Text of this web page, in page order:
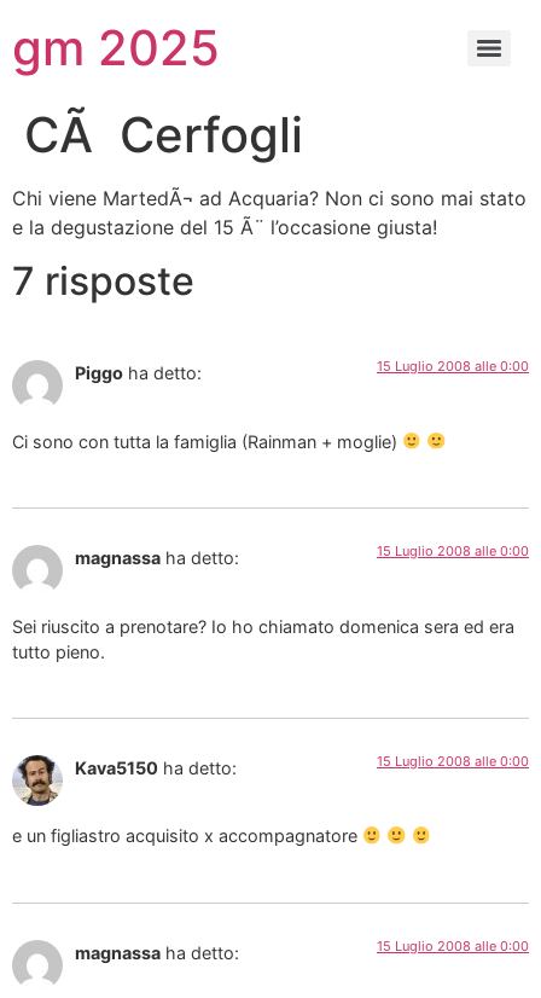
gm 2025
CÃ Cerfogli
Chi viene MartedÃ¬ ad Acquaria? Non ci sono mai stato
e la degustazione del 15 Ã¨ l’occasione giusta!
7 risposte
Piggo ha detto: 15 Luglio 2008 alle 0:00
Ci sono con tutta la famiglia (Rainman + moglie)
magnassa ha detto: 15 Luglio 2008 alle 0:00
Sei riuscito a prenotare? Io ho chiamato domenica sera ed era
tutto pieno.
Kava5150 ha detto: 15 Luglio 2008 alle 0:00
e un figliastro acquisito x accompagnatore
magnassa ha detto: 15 Luglio 2008 alle 0:00